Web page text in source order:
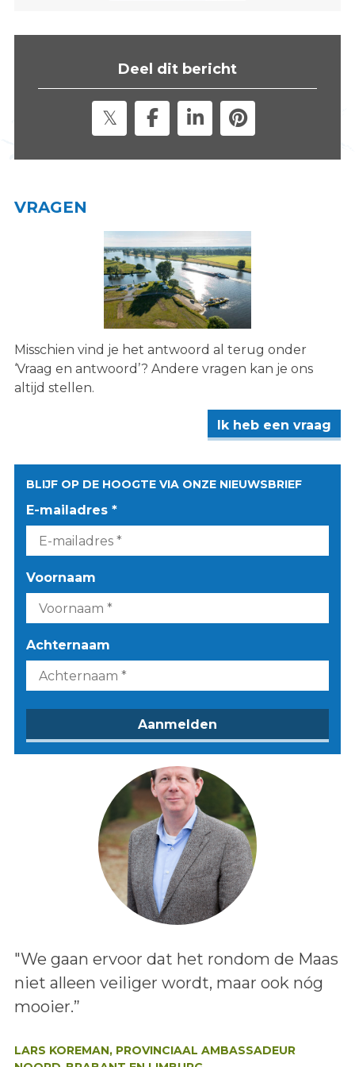
i
Deel dit bericht
VRAGEN
Misschien vind je het antwoord al terug onder
‘Vraag en antwoord’? Andere vragen kan je ons
altijd stellen.
Ik heb een vraag
BLIJF OP DE HOOGTE VIA ONZE NIEUWSBRIEF
E-mailadres *
Voornaam
Achternaam
Lees het bericht:
"We gaan ervoor dat het rondom de Maas
niet alleen veiliger wordt, maar ook nóg
mooier.”
LARS KOREMAN, PROVINCIAAL AMBASSADEUR